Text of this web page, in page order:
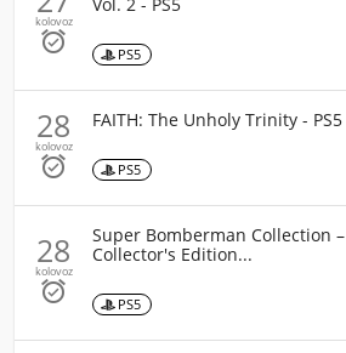
kolovoz
 PS5
28
kolovoz

FAITH: The Unholy Trinity - PS5
PS5
28
kolovoz

Super Bomberman Collection –
Collector's Edition...
PS5